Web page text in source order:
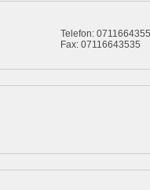
Telefon: 0711664355
Fax: 07116643535